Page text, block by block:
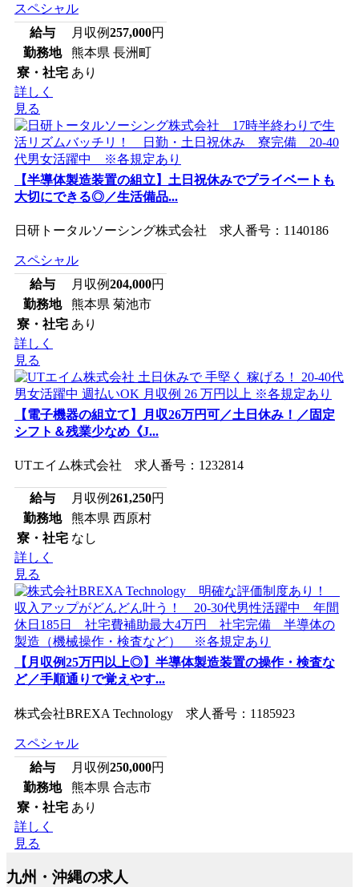
スペシャル
給与
月収例257,000円
勤務地
熊本県 長洲町
寮・社宅 あり
詳しく
見る
【半導体製造装置の組立】土日祝休みでプライベートも
大切にできる◎／生活備品...
日研トータルソーシング株式会社 求人番号：1140186
スペシャル
給与
月収例204,000円
勤務地
熊本県 菊池市
寮・社宅 あり
詳しく
見る
【電子機器の組立て】月収26万円可／土日休み！／固定
シフト＆残業少なめ《J...
UTエイム株式会社 求人番号：1232814
給与 月収例261,250円
勤務地
熊本県 西原村
寮・社宅 なし
詳しく
見る
【月収例25万円以上◎】半導体製造装置の操作・検査な
ど／手順通りで覚えやす...
株式会社BREXA Technology 求人番号：1185923
スペシャル
給与
月収例250,000円
勤務地
熊本県 合志市
寮・社宅 あり
詳しく
見る
九州・沖縄の求人